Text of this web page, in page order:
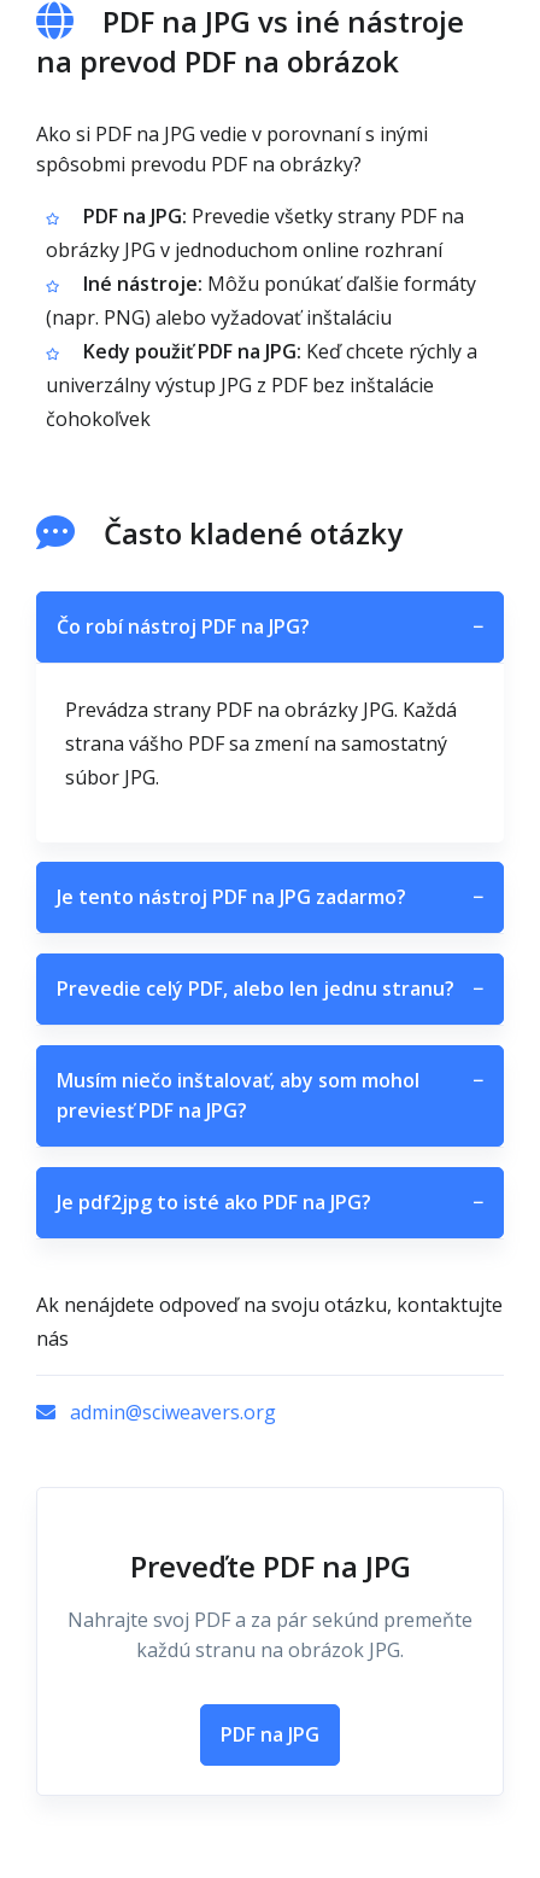
PDF na JPG vs iné nástroje
na prevod PDF na obrázok
Ako si PDF na JPG vedie v porovnaní s inými
spôsobmi prevodu PDF na obrázky?
PDF na JPG: Prevedie všetky strany PDF na
obrázky JPG v jednoduchom online rozhraní
Iné nástroje: Môžu ponúkať ďalšie formáty
(napr. PNG) alebo vyžadovať inštaláciu
Kedy použiť PDF na JPG: Keď chcete rýchly a
univerzálny výstup JPG z PDF bez inštalácie
čohokoľvek
Často kladené otázky
Čo robí nástroj PDF na JPG? −
Prevádza strany PDF na obrázky JPG. Každá
strana vášho PDF sa zmení na samostatný
súbor JPG.
Je tento nástroj PDF na JPG zadarmo? −
Prevedie celý PDF, alebo len jednu stranu? −
Musím niečo inštalovať, aby som mohol
previesť PDF na JPG?
−
Je pdf2jpg to isté ako PDF na JPG? −
Ak nenájdete odpoveď na svoju otázku, kontaktujte
nás
admin@sciweavers.org
Preveďte PDF na JPG
Nahrajte svoj PDF a za pár sekúnd premeňte
každú stranu na obrázok JPG.
PDF na JPG